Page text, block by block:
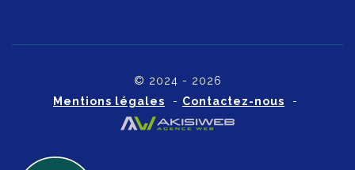
© 2024 - 2026
Mentions légales - Contactez-nous -